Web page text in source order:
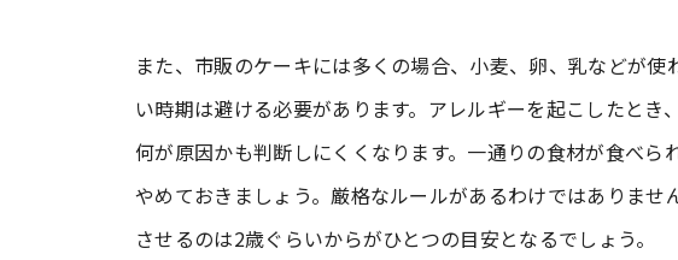
また、市販のケーキには多くの場合、小麦、卵、乳などが
い時期は避ける必要があります。アレルギーを起こしたとき
何が原因かも判断しにくくなります。一通りの食材が食べ
やめておきましょう。厳格なルールがあるわけではありま
させるのは2歳ぐらいからがひとつの目安となるでしょう。